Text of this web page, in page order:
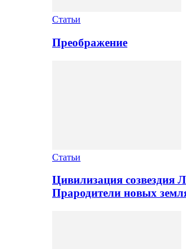
Статьи
Преображение
Статьи
Цивилизация созвездия
Прародители новых